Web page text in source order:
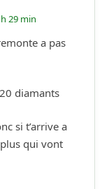
29 min
a pas
diamants
si t’arrive a
qui vont